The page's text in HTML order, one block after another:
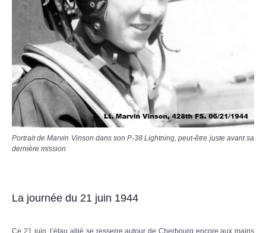
Portrait de Marvin Vinson dans son P-38 Lightning, peut-être juste avant sa
dernière mission
La journée du 21 juin 1944